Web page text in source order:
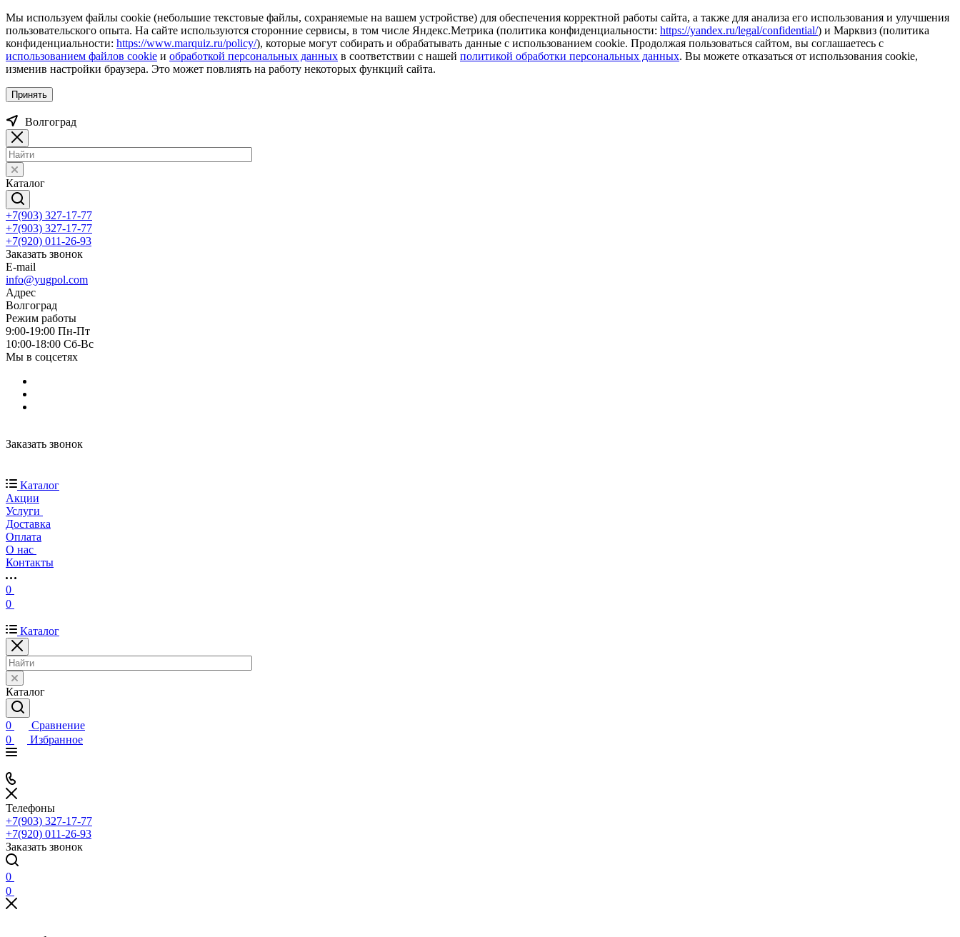
Мы используем файлы cookie (небольшие текстовые файлы, сохраняемые на вашем устройстве) для обеспечения корректной работы сайта, а также для анализа его использования и улучшения
пользовательского опыта. На сайте используются сторонние сервисы, в том числе Яндекс.Метрика (политика конфиденциальности: https://yandex.ru/legal/confidential/) и Марквиз (политика
конфиденциальности: https://www.marquiz.ru/policy/), которые могут собирать и обрабатывать данные с использованием cookie. Продолжая пользоваться сайтом, вы соглашаетесь с
использованием файлов cookie и обработкой персональных данных в соответствии с нашей политикой обработки персональных данных. Вы можете отказаться от использования cookie,
изменив настройки браузера. Это может повлиять на работу некоторых функций сайта.
Принять
Волгоград
Каталог
+7(903) 327-17-77
+7(903) 327-17-77
+7(920) 011-26-93
Заказать звонок
E-mail
info@yugpol.com
Адрес
Волгоград
Режим работы
9:00-19:00 Пн-Пт
10:00-18:00 Cб-Вс
Мы в соцсетях
Заказать звонок
Каталог
Акции
Услуги
Доставка
Оплата
О нас
Контакты
0
0
Каталог
Каталог
0
Сравнение
0
Избранное
Телефоны
+7(903) 327-17-77
+7(920) 011-26-93
Заказать звонок
0
0